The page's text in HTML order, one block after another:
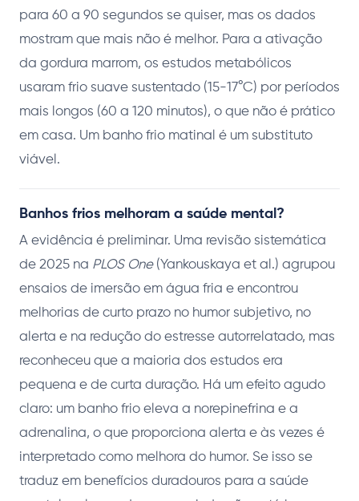
para 60 a 90 segundos se quiser, mas os dados
mostram que mais não é melhor. Para a ativação
da gordura marrom, os estudos metabólicos
usaram frio suave sustentado (15-17°C) por períodos
mais longos (60 a 120 minutos), o que não é prático
em casa. Um banho frio matinal é um substituto
viável.
Banhos frios melhoram a saúde mental?
A evidência é preliminar. Uma revisão sistemática
de 2025 na PLOS One(Yankouskaya et al.) agrupou
ensaios de imersão em água fria e encontrou
melhorias de curto prazo no humor subjetivo, no
alerta e na redução do estresse autorrelatado, mas
reconheceu que a maioria dos estudos era
pequena e de curta duração. Há um efeito agudo
claro: um banho frio eleva a norepinefrina e a
adrenalina, o que proporciona alerta e às vezes é
interpretado como melhora do humor. Se isso se
traduz em benefícios duradouros para a saúde